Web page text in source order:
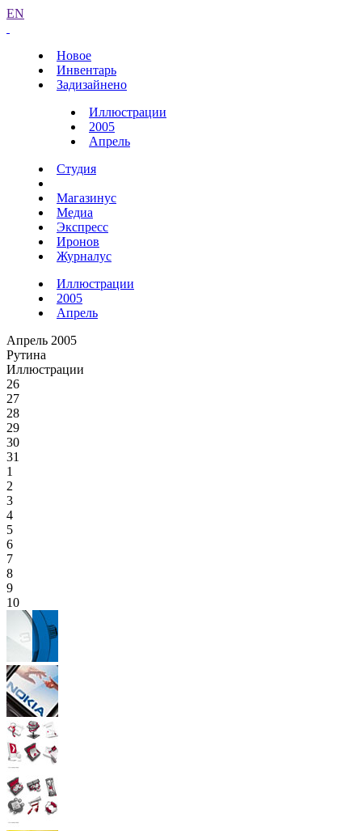
EN
Новое
Инвентарь
Задизайнено
Иллюстрации
2005
Апрель
Студия
Магазинус
Медиа
Экспресс
Иронов
Журналус
Иллюстрации
2005
Апрель
Апрель 2005
Рутина
Иллюстрации
26
27
28
29
30
31
1
2
3
4
5
6
7
8
9
10